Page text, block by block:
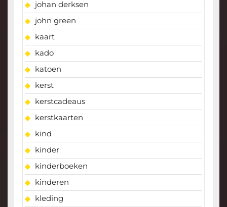
johan derksen
john green
kaart
kado
katoen
kerst
kerstcadeaus
kerstkaarten
kind
kinder
kinderboeken
kinderen
kleding